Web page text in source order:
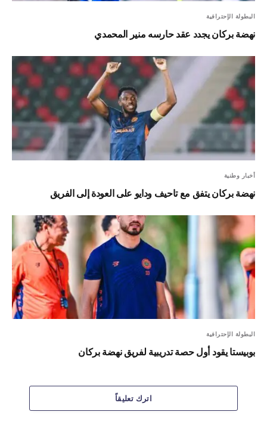
البطولة الإحترافية
نهضة بركان يجدد عقد حارسه منير المحمدي
أخبار وطنية
نهضة بركان يتفق مع تاحيف ودايو على العودة إلى الفريق
البطولة الإحترافية
بوبيستا يقود أول حصة تدريبية لفريق نهضة بركان
اترك تعليقاً